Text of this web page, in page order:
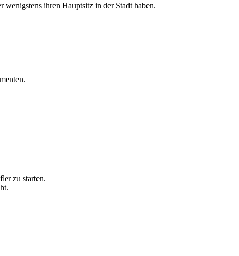
wenigstens ihren Hauptsitz in der Stadt haben.
zu starten.